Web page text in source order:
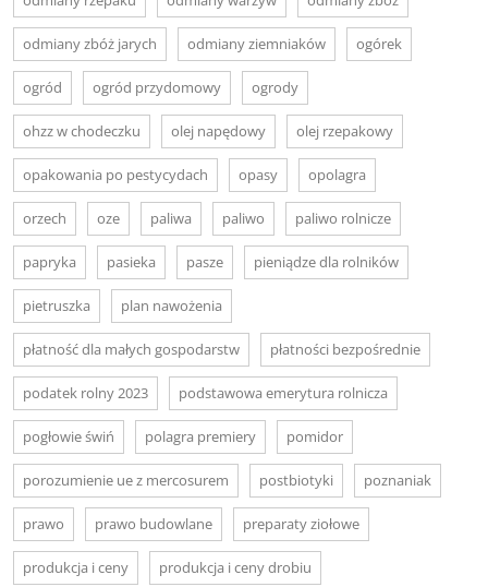
odmiany zbóż jarych odmiany ziemniaków ogórek
ogród ogród przydomowy ogrody
ohzz w chodeczku olej napędowy olej rzepakowy
opakowania po pestycydach opasy opolagra
orzech oze paliwa paliwo paliwo rolnicze
papryka pasieka pasze pieniądze dla rolników
pietruszka plan nawożenia
płatność dla małych gospodarstw płatności bezpośrednie
podatek rolny 2023 podstawowa emerytura rolnicza
pogłowie świń polagra premiery pomidor
porozumienie ue z mercosurem postbiotyki poznaniak
prawo prawo budowlane preparaty ziołowe
produkcja i ceny produkcja i ceny drobiu